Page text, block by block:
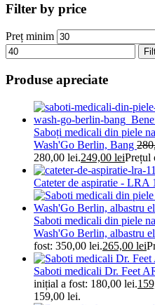
Filter by price
Preț minim
Produse apreciate
Saboți medicali din piele
Wash'Go Berlin, Bang
280,00 lei.249,00 leiPrețul
Cateter de aspiratie - LRA
Saboti medicali din piele
Wash'Go Berlin, albastru
fost: 350,00 lei.265,00 lei
Saboti medicali Dr. Feet
inițial a fost: 180,00 lei.
159,00 lei.